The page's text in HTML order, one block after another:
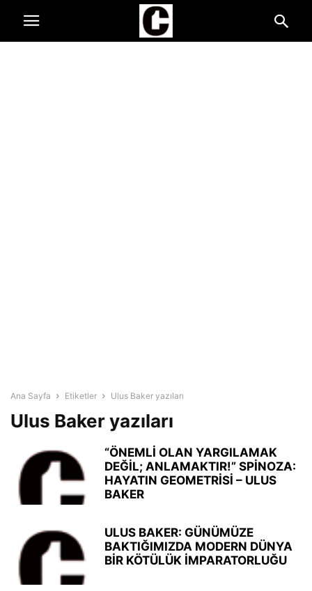
Ana Sayfa Etiketler Ulus Baker yazıları
Ulus Baker yazıları
“ÖNEMLİ OLAN YARGILAMAK
DEĞİL; ANLAMAKTIR!” SPİNOZA:
HAYATIN GEOMETRİSİ – ULUS
BAKER
ULUS BAKER: GÜNÜMÜZE
BAKTIĞIMIZDA MODERN DÜNYA
BİR KÖTÜLÜK İMPARATORLUĞU